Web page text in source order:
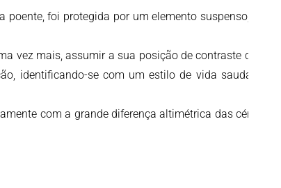
foi protegida por um elemento suspenso, uma
vez mais, assumir a sua posição de contraste com o
identificando-se com um estilo de vida saudável e
com a grande diferença altimétrica das cérceas,